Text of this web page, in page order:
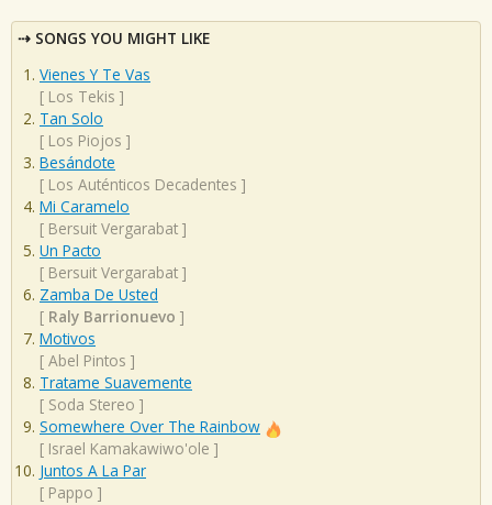
SONGS YOU MIGHT LIKE
Vienes Y Te Vas
[ Los Tekis ]
Tan Solo
[ Los Piojos ]
Besándote
[ Los Auténticos Decadentes ]
Mi Caramelo
[ Bersuit Vergarabat ]
Un Pacto
[ Bersuit Vergarabat ]
Zamba De Usted
[ Raly Barrionuevo ]
Motivos
[ Abel Pintos ]
Tratame Suavemente
[ Soda Stereo ]
Somewhere Over The Rainbow
[ Israel Kamakawiwo'ole ]
Juntos A La Par
[ Pappo ]